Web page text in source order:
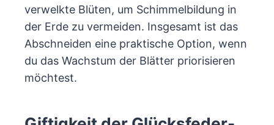
verwelkte Blüten, um Schimmelbildung in
der Erde zu vermeiden. Insgesamt ist das
Abschneiden eine praktische Option, wenn
du das Wachstum der Blätter priorisieren
möchtest.